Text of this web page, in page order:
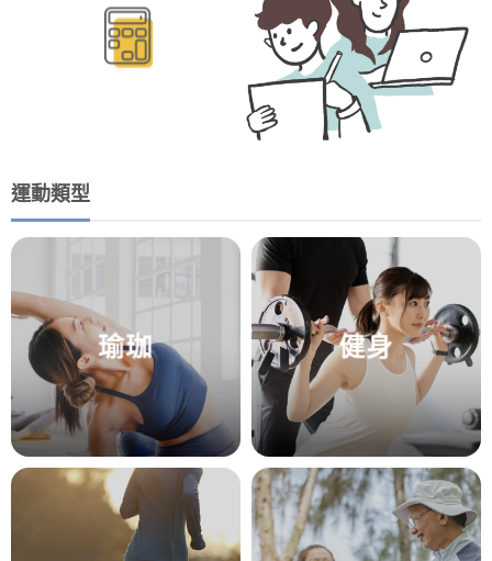
運動類型
瑜珈 健身